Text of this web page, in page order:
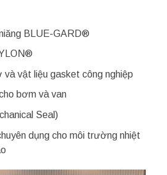
BLUE-GARD®
và vật liệu gasket công nghiệp
bơm và van
Seal)
dụng cho môi trường nhiệt